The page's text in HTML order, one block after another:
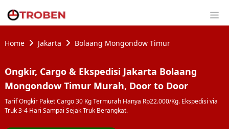
Home Jakarta Bolaang Mongondow Timur
Ongkir, Cargo & Ekspedisi Jakarta Bolaang
Mongondow Timur Murah, Door to Door
Tarif Ongkir Paket Cargo 30 Kg Termurah Hanya Rp22.000/Kg. Ekspedisi via
Truk 3-4 Hari Sampai Sejak Truk Berangkat.